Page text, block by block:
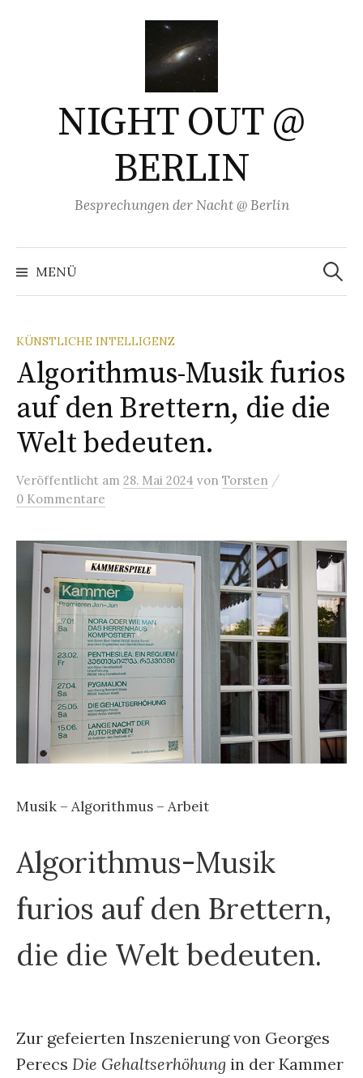
NIGHT OUT @
BERLIN
Besprechungen der Nacht @ Berlin
MENÜ
Suchen
nach:
KÜNSTLICHE INTELLIGENZ
Algorithmus-Musik furios
auf den Brettern, die die
Welt bedeuten.
Veröffentlicht am 28. Mai 2024 von Torsten /
0 Kommentare
Musik – Algorithmus – Arbeit
Algorithmus-Musik
furios auf den Brettern,
die die Welt bedeuten.
Zur gefeierten Inszenierung von Georges
Perecs Die Gehaltserhöhung in der Kammer